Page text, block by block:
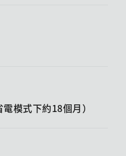
模式下約18個月）